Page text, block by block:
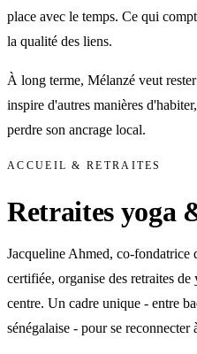
place avec le temps. Ce qui
la qualité des liens.
À long terme, Mélanzé veut
inspire d'autres manières
perdre son ancrage local.
ACCUEIL & RETRAITES
Retraites yoga
Jacqueline Ahmed, co-fondatrice
certifiée, organise des retraites
centre. Un cadre unique - entre
sénégalaise - pour se reconnecter